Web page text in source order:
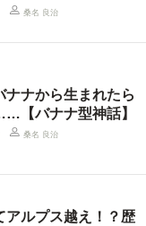
桑名 良治
ナナから生まれたら
【バナナ型神話】
桑名 良治
アルプス越え！？歴